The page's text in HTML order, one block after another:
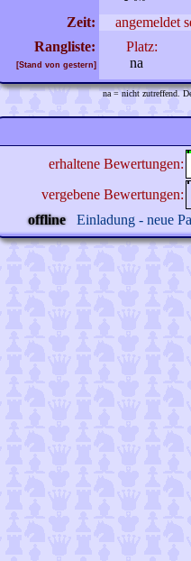
Zeit:
angemeldet
Rangliste:
[Stand von gestern]
Platz:
na
na = nicht zutreffend.
erhaltene Bewertungen:
vergebene Bewertungen:
offline
Einladung - neue